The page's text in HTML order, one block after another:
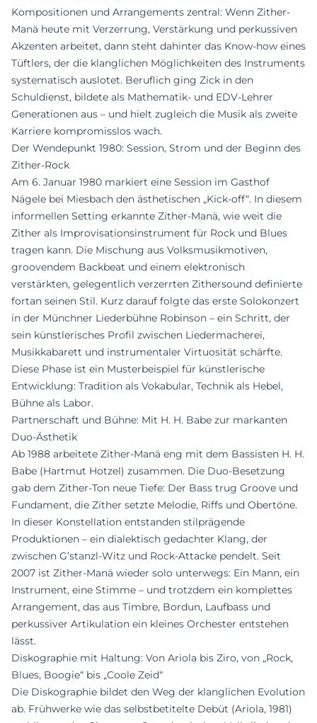
Kompositionen und Arrangements zentral: Wenn Zither-
Manä heute mit Verzerrung, Verstärkung und perkussiven
Akzenten arbeitet, dann steht dahinter das Know-how eines
Tüftlers, der die klanglichen Möglichkeiten des Instruments
systematisch auslotet. Beruflich ging Zick in den
Schuldienst, bildete als Mathematik- und EDV-Lehrer
Generationen aus – und hielt zugleich die Musik als zweite
Karriere kompromisslos wach.
Der Wendepunkt 1980: Session, Strom und der Beginn des
Zither-Rock
Am 6. Januar 1980 markiert eine Session im Gasthof
Nägele bei Miesbach den ästhetischen „Kick-off“. In diesem
informellen Setting erkannte Zither-Manä, wie weit die
Zither als Improvisationsinstrument für Rock und Blues
tragen kann. Die Mischung aus Volksmusikmotiven,
groovendem Backbeat und einem elektronisch
verstärkten, gelegentlich verzerrten Zithersound definierte
fortan seinen Stil. Kurz darauf folgte das erste Solokonzert
in der Münchner Liederbühne Robinson – ein Schritt, der
sein künstlerisches Profil zwischen Liedermacherei,
Musikkabarett und instrumentaler Virtuosität schärfte.
Diese Phase ist ein Musterbeispiel für künstlerische
Entwicklung: Tradition als Vokabular, Technik als Hebel,
Bühne als Labor.
Partnerschaft und Bühne: Mit H. H. Babe zur markanten
Duo-Ästhetik
Ab 1988 arbeitete Zither-Manä eng mit dem Bassisten H. H.
Babe (Hartmut Hotzel) zusammen. Die Duo-Besetzung
gab dem Zither-Ton neue Tiefe: Der Bass trug Groove und
Fundament, die Zither setzte Melodie, Riffs und Obertöne.
In dieser Konstellation entstanden stilprägende
Produktionen – ein dialektisch gedachter Klang, der
zwischen G’stanzl-Witz und Rock-Attacke pendelt. Seit
2007 ist Zither-Manä wieder solo unterwegs: Ein Mann, ein
Instrument, eine Stimme – und trotzdem ein komplettes
Arrangement, das aus Timbre, Bordun, Laufbass und
perkussiver Artikulation ein kleines Orchester entstehen
lässt.
Diskographie mit Haltung: Von Ariola bis Ziro, von „Rock,
Blues, Boogie“ bis „Coole Zeid“
Die Diskographie bildet den Weg der klanglichen Evolution
ab. Frühwerke wie das selbstbetitelte Debüt (Ariola, 1981)